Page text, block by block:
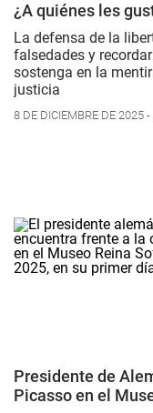
¿A quiénes les
La defensa de la
falsedades y
sostenga en la
justicia
8 DE DICIEMBRE DE 2025
Presidente de
Picasso en el